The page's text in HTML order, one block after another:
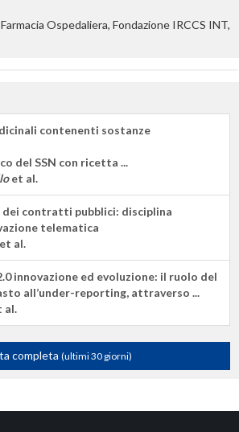
Ospedaliera, Fondazione IRCCS INT,
contenenti sostanze
del SSN con ricetta ...
et al.
dei contratti pubblici: disciplina
telematica
al.
innovazione ed evoluzione: il ruolo del
all’under-reporting, attraverso ...
al.
completa (ultimi 30 giorni)